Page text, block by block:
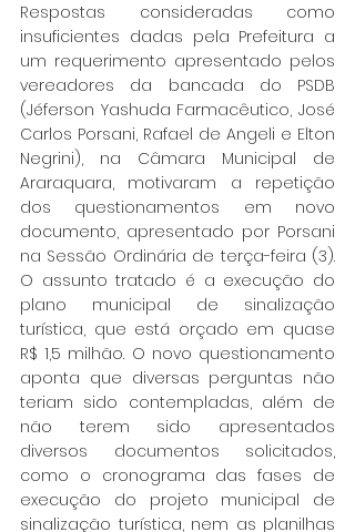
Respostas consideradas como
insuficientes dadas pela Prefeitura a
um requerimento apresentado pelos
vereadores da bancada do PSDB
(Jéferson Yashuda Farmacêutico, José
Carlos Porsani, Rafael de Angeli e Elton
Negrini), na Câmara Municipal de
Araraquara, motivaram a repetição
dos questionamentos em novo
documento, apresentado por Porsani
na Sessão Ordinária de terça-feira (3).
O assunto tratado é a execução do
plano municipal de sinalização
turística, que está orçado em quase
R$ 1,5 milhão. O novo questionamento
aponta que diversas perguntas não
teriam sido contempladas, além de
não terem sido apresentados
diversos documentos solicitados,
como o cronograma das fases de
execução do projeto municipal de
sinalização turística, nem as planilhas